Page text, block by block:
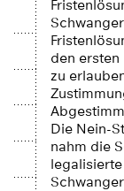
den ersten
zu
Die Nein-
nahm die